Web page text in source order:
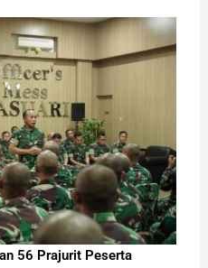
56 Prajurit Peserta